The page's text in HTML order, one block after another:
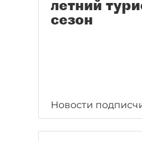
летний
сезон
Новости